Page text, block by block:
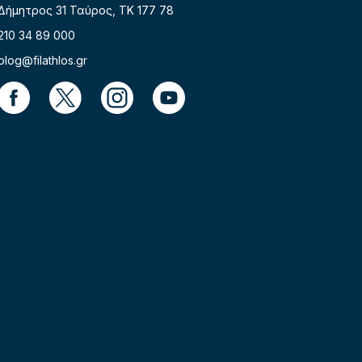
31 Ταύρος, TK 177 78
34 89 000